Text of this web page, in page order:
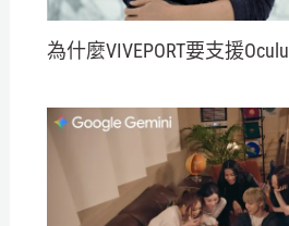
為什麼VIVEPORT要支援